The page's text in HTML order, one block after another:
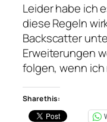
Leider habe ich
diese Regeln
Backscatter
Erweiterungen
folgen, wenn
Share this: